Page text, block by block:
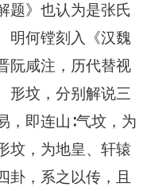
题》也认为是张氏
明何镗刻入《汉魏
阮咸注，历代替视
形坟，分别解说三
，即连山∶气坟，为
坟，为地皇、轩辕
卦，系之以传，且